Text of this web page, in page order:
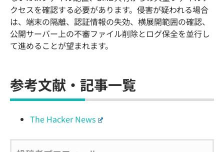
クセスを確認する必要があります。侵害が疑われる場合
は、端末の隔離、認証情報の失効、横展開範囲の確認、
公開サーバー上の不審ファイル削除とログ保全を並行し
て進めることが望まれます。
参考文献・記事一覧
The Hacker News